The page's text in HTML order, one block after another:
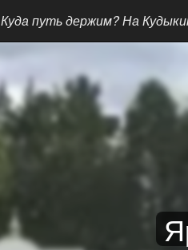
Куда путь держим? На